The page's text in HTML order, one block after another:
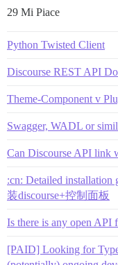
29 Mi Piace
Python Twisted Client
Discourse REST API
Theme-Component v
Swagger, WADL or
Can Discourse API link
:cn: Detailed
装discourse+控制面板
Is there is any open API
[PAID] Looking for